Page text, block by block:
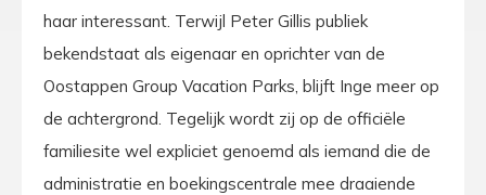
haar interessant. Terwijl Peter Gillis publiek
bekendstaat als eigenaar en oprichter van de
Oostappen Group Vacation Parks, blijft Inge meer op
de achtergrond. Tegelijk wordt zij op de officiële
familiesite wel expliciet genoemd als iemand die de
administratie en boekingscentrale mee draaiende